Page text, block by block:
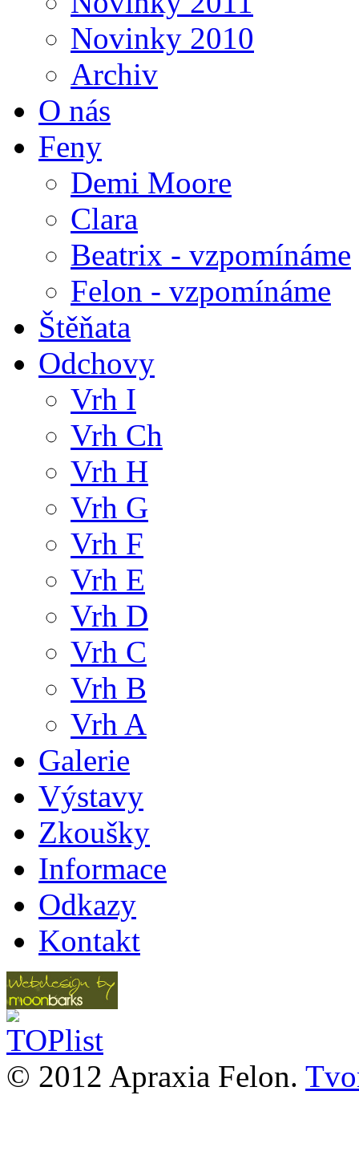
Novinky 2010
Archiv
O nás
Feny
Demi Moore
Clara
Beatrix - vzpomínáme
Felon - vzpomínáme
Štěňata
Odchovy
Vrh I
Vrh Ch
Vrh H
Vrh G
Vrh F
Vrh E
Vrh D
Vrh C
Vrh B
Vrh A
Galerie
Výstavy
Zkoušky
Informace
Odkazy
Kontakt
© 2012 Apraxia Felon.